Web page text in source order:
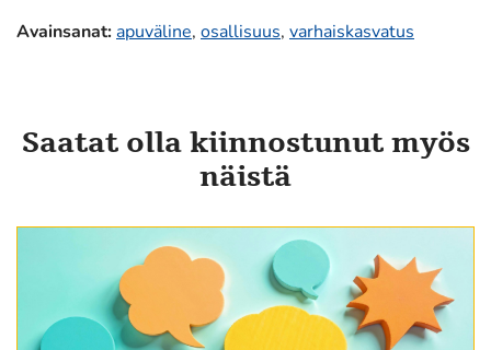
Avainsanat:apuväline, osallisuus, varhaiskasvatus
Saatat olla kiinnostunut myös
näistä